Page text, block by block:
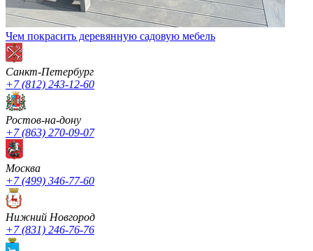
Чем покрасить деревянную садовую мебель
Санкт-Петербург
+7 (812) 243-12-60
Ростов-на-дону
+7 (863) 270-09-07
Москва
+7 (499) 346-77-60
Нижний Новгород
+7 (831) 246-76-76